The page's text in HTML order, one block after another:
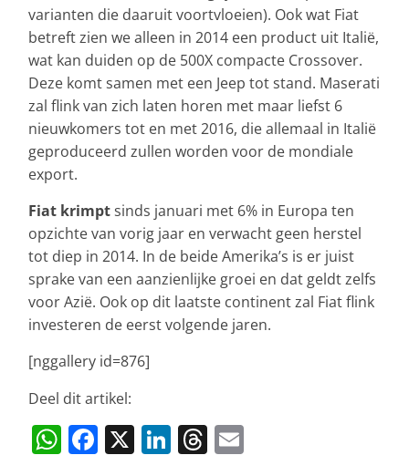
varianten die daaruit voortvloeien). Ook wat Fiat
betreft zien we alleen in 2014 een product uit Italië,
wat kan duiden op de 500X compacte Crossover.
Deze komt samen met een Jeep tot stand. Maserati
zal flink van zich laten horen met maar liefst 6
nieuwkomers tot en met 2016, die allemaal in Italië
geproduceerd zullen worden voor de mondiale
export.
Fiat krimptsinds januari met 6% in Europa ten
opzichte van vorig jaar en verwacht geen herstel
tot diep in 2014. In de beide Amerika’s is er juist
sprake van een aanzienlijke groei en dat geldt zelfs
voor Azië. Ook op dit laatste continent zal Fiat flink
investeren de eerst volgende jaren.
[nggallery id=876]
Deel dit artikel:
W F X Li T